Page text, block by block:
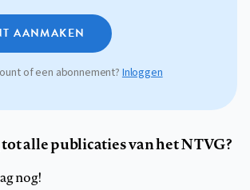
AANMAKEN
of een abonnement? Inloggen
alle publicaties van het NTVG?
nog!